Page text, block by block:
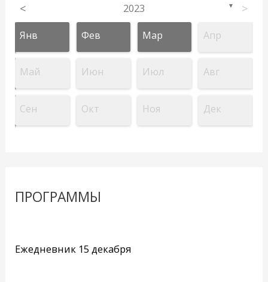
< 2023 ▼ >
Янв Фев Мар Апр
Май Июн Июл Авг
Сен Окт Ноя Дек
ПРОГРАММЫ
Ежедневник 15 декабря